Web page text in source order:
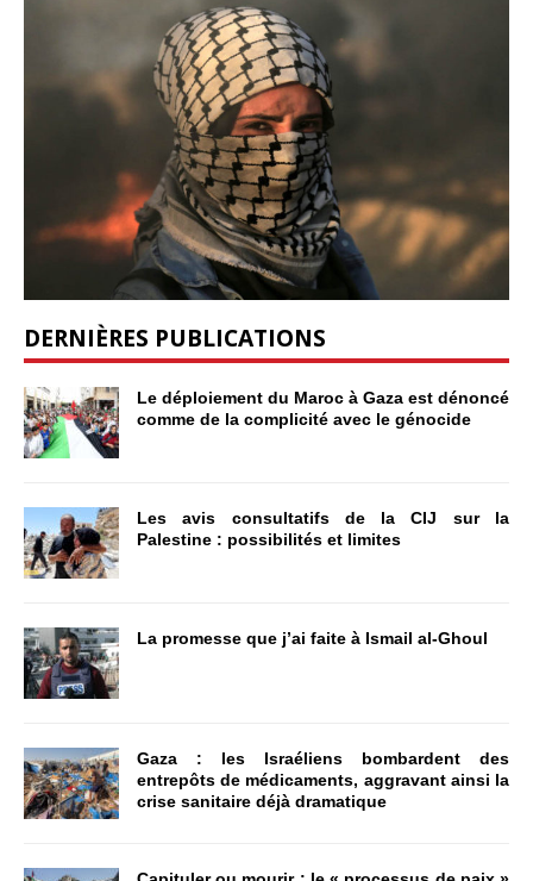
DERNIÈRES PUBLICATIONS
Le déploiement du Maroc à Gaza est dénoncé
comme de la complicité avec le génocide
Les avis consultatifs de la CIJ sur la
Palestine : possibilités et limites
La promesse que j’ai faite à Ismail al-Ghoul
Gaza : les Israéliens bombardent des
entrepôts de médicaments, aggravant ainsi la
crise sanitaire déjà dramatique